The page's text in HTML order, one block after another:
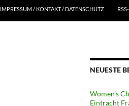
IMPRESSUM / KONTAKT / DATENSCHUTZ
NEUESTE
Women’s
Eintracht